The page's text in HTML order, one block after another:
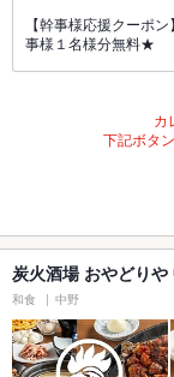
【幹事様応援クーポ
事様１名様分無料★
カ
下記ボタ
炭火酒場 おやどりや
和食 中野